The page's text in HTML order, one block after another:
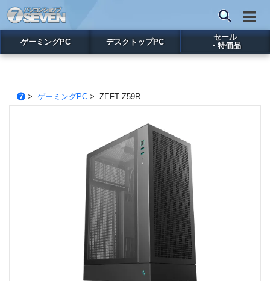
ゲーミングPC デスクトップPC
セール
・特価品
> ゲーミングPC> ZEFT Z59R